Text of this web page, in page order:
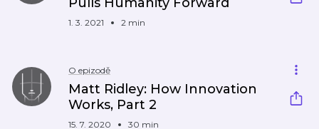
1. 3. 2021 2 min
O epizodě
Matt Ridley: How Innovation
Works, Part 2
15. 7. 2020 30 min